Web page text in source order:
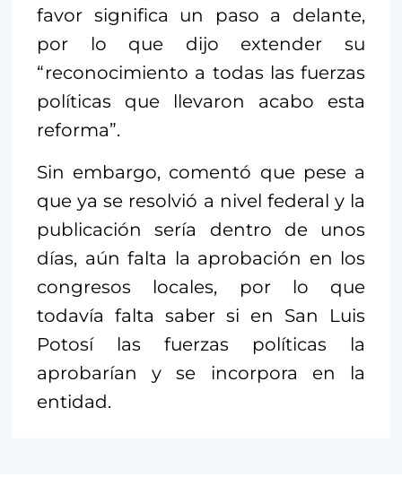
favor significa un paso a delante,
por lo que dijo extender su
“reconocimiento a todas las fuerzas
políticas que llevaron acabo esta
reforma”.
Sin embargo, comentó que pese a
que ya se resolvió a nivel federal y la
publicación sería dentro de unos
días, aún falta la aprobación en los
congresos locales, por lo que
todavía falta saber si en San Luis
Potosí las fuerzas políticas la
aprobarían y se incorpora en la
entidad.